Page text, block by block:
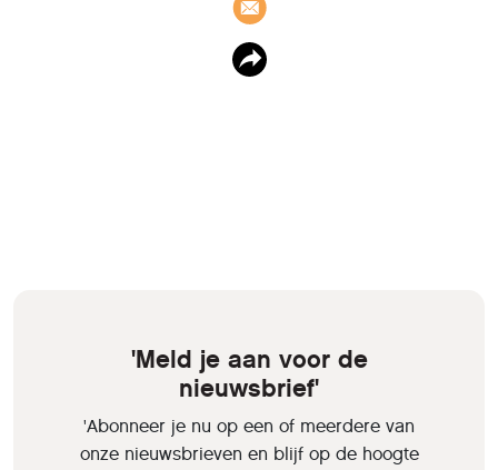
'Meld je aan voor de
nieuwsbrief'
'Abonneer je nu op een of meerdere van
onze nieuwsbrieven en blijf op de hoogte